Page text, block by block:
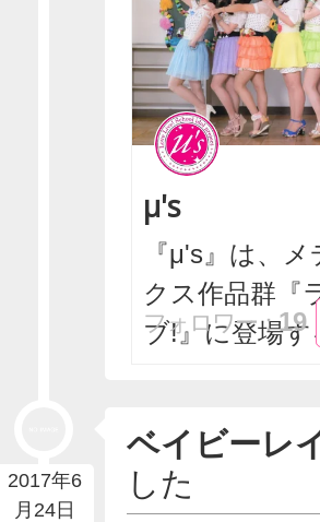
μ's
『μ's』は、
クス作品群『
ブ!』に登場す
フォロワー：19
2017年6
月24日
ベイビーレ
した